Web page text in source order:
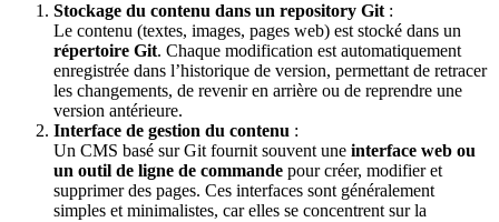
Stockage du contenu dans un repository Git :
Le contenu (textes, images, pages web) est stocké dans un
répertoire Git. Chaque modification est automatiquement
enregistrée dans l’historique de version, permettant de retracer
les changements, de revenir en arrière ou de reprendre une
version antérieure.
Interface de gestion du contenu :
Un CMS basé sur Git fournit souvent une interface web ou
un outil de ligne de commande pour créer, modifier et
supprimer des pages. Ces interfaces sont généralement
simples et minimalistes, car elles se concentrent sur la